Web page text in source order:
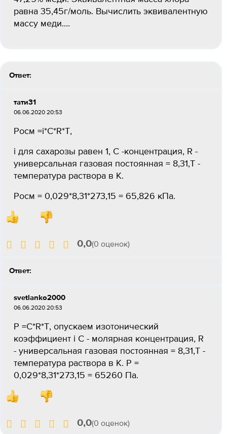
равна 35,45г/моль. Вычислить эквивалентную
массу меди....
Ответ:
тати31
06.06.2020 20:53
Pосм =i*С*R*T,
i для сахарозы равен 1, C -концентрация, R -
универсальная газовая постоянная = 8,31,Т -
температура раствора в К.
Pосм = 0,029*8,31*273,15 = 65,826 кПа.
0,0(0 оценок)
Ответ:
svetlanko2000
06.06.2020 20:53
P =С*R*T, опускаем изотонический
коэффициент i C - молярная концентрация, R
- универсальная газовая постоянная = 8,31,Т -
температура раствора в К. P =
0,029*8,31*273,15 = 65260 Па.
0,0(0 оценок)